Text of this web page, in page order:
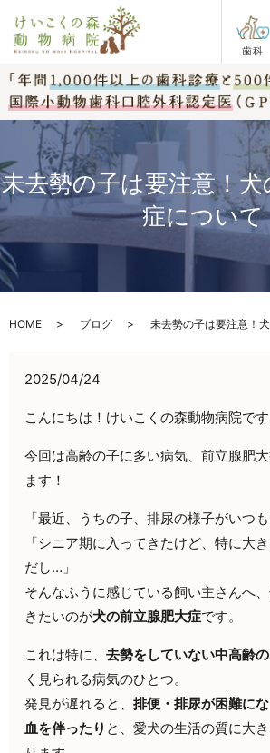
歯科
未去勢の子は要注意！犬
症について
HOME ブログ 未去勢の子は要注意！
2025/04/24
こんにちは！けいこくの森動物病院です
今回は高齢の子に多い病気、前立腺肥
ます！
「最近、うちの子、排尿の様子がいつ
「シニア期に入ってきたけど、特に大
だし…」
そんなふうに感じている飼い主さんへ
きたいのが犬の前立腺肥大症です。
これは特に、去勢をしていない中高齢
く見られる病気のひとつ。
発見が遅れると、排便・排尿が困難に
血を伴ったり と、愛犬の生活の質に大